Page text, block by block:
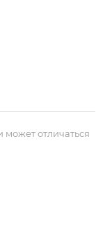
может отличаться